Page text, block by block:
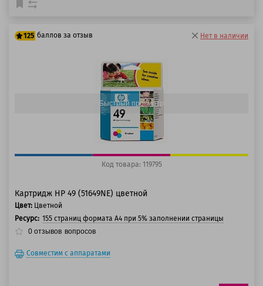
125 баллов за отзыв Нет в наличии
Быстрый просмотр
Код товара: 119795
Картридж HP 49 (51649NE) цветной
Цвет: Цветной
Ресурс: 155 страниц формата A4 при 5% заполнении страницы
0 отзывов вопросов
Совместим с аппаратами